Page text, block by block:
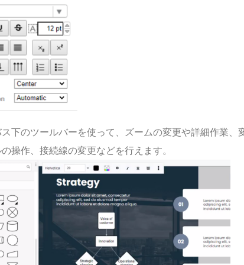
下のツールバーを使って、ズームの変更や詳細作業
操作、接続線の変更などを行えます。